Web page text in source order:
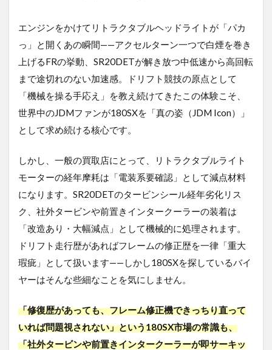
エンジンをかけてリトラクタブルヘッドライトが「パカ
っ」と開くあの瞬間——アクセルターン一つで白煙を巻き
上げるFRの挙動、SR20DETが解き放つ中低速から高回転
まで途切れのない加速感。ドリフト競技の原点として
「機械を操る手応え」を教え続けてきたこの体験こそ、
世界中のJDMファンが180SXを「真の姿（JDM Icon）」
として求め続ける核心です。
しかし、一般の買取店にとって、リトラクタブルライト
モーターの経年摩耗は「電装系要確認」として減点材料
になります。SR20DETのタービンシール経年劣化リス
ク、社外タービンや前置きインタークーラーの装着は
「改造あり・大幅減点」として機械的に処理されます。
ドリフト走行歴があればフレームの修正歴を一律「重大
瑕疵」として扱います——しかし180SXを探しているバイ
ヤーはそんな些細なことを気にしません。
「修復歴があっても、フレーム修正機できっちり直って
いれば問題視されない」という180SX市場の常識も、
「社外タービンや前置きインタークーラーが即サーキッ